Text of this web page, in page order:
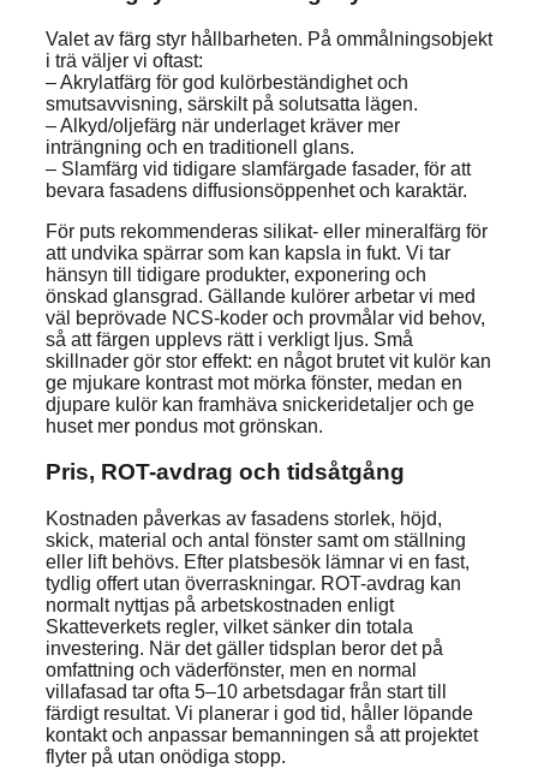
Valet av färg styr hållbarheten. På ommålningsobjekt
i trä väljer vi oftast:
– Akrylatfärg för god kulörbeständighet och
smutsavvisning, särskilt på solutsatta lägen.
– Alkyd/oljefärg när underlaget kräver mer
inträngning och en traditionell glans.
– Slamfärg vid tidigare slamfärgade fasader, för att
bevara fasadens diffusionsöppenhet och karaktär.
För puts rekommenderas silikat- eller mineralfärg för
att undvika spärrar som kan kapsla in fukt. Vi tar
hänsyn till tidigare produkter, exponering och
önskad glansgrad. Gällande kulörer arbetar vi med
väl beprövade NCS-koder och provmålar vid behov,
så att färgen upplevs rätt i verkligt ljus. Små
skillnader gör stor effekt: en något brutet vit kulör kan
ge mjukare kontrast mot mörka fönster, medan en
djupare kulör kan framhäva snickeridetaljer och ge
huset mer pondus mot grönskan.
Pris, ROT-avdrag och tidsåtgång
Kostnaden påverkas av fasadens storlek, höjd,
skick, material och antal fönster samt om ställning
eller lift behövs. Efter platsbesök lämnar vi en fast,
tydlig offert utan överraskningar. ROT-avdrag kan
normalt nyttjas på arbetskostnaden enligt
Skatteverkets regler, vilket sänker din totala
investering. När det gäller tidsplan beror det på
omfattning och väderfönster, men en normal
villafasad tar ofta 5–10 arbetsdagar från start till
färdigt resultat. Vi planerar i god tid, håller löpande
kontakt och anpassar bemanningen så att projektet
flyter på utan onödiga stopp.